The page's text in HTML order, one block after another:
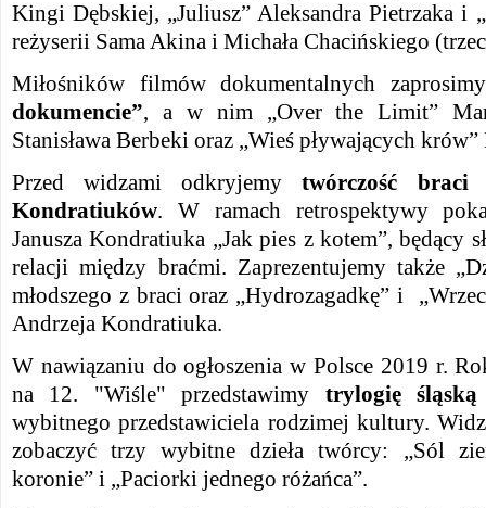
Kingi Dębskiej, „Juliusz” Aleksandra Pietrzaka i
reżyserii Sama Akina i Michała Chacińskiego
Miłośników filmów dokumentalnych
dokumencie”, a w nim „Over the Limit”
Stanisława Berbeki oraz „Wieś pływających
Przed widzami odkryjemytwórczość
Kondratiuków. W ramach retrospektywy
Janusza Kondratiuka „Jak pies z kotem”, będący
relacji między braćmi. Zaprezentujemy także
młodszego z braci oraz „Hydrozagadkę” i
Andrzeja Kondratiuka.
W nawiązaniu do ogłoszenia w Polsce 2019 r.
na 12. "Wiśle" przedstawimy trylogię
wybitnego przedstawiciela rodzimej kultury.
zobaczyć trzy wybitne dzieła twórcy: „Sól
koronie” i „Paciorki jednego różańca”.